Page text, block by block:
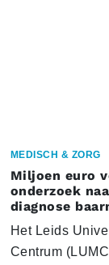
MEDISCH & ZORG
Miljoen euro
onderzoek
diagnose
Het Leids
Centrum